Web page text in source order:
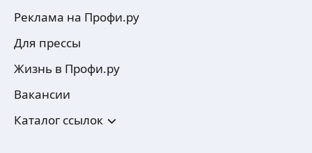
Реклама на Профи.ру
Для прессы
Жизнь в Профи.ру
Вакансии
Каталог ссылок